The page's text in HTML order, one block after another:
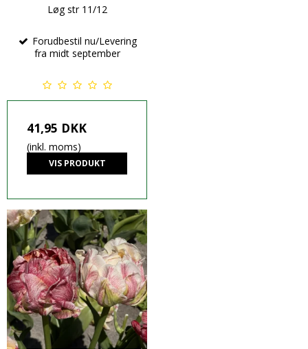
Løg str 11/12
Forudbestil nu/Levering
fra midt september
41,95 DKK
(inkl. moms)
VIS PRODUKT